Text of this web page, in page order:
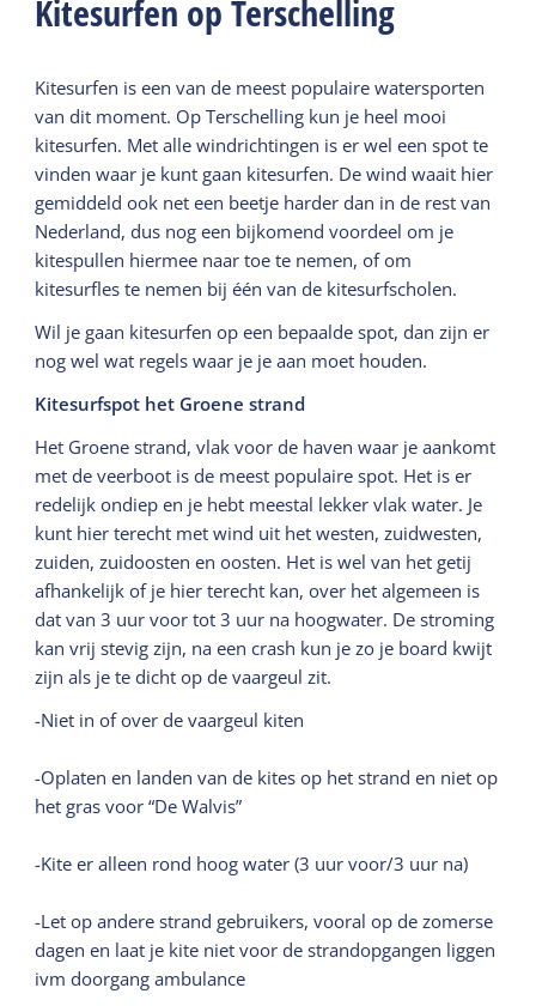
Kitesurfen op Terschelling
Kitesurfen is een van de meest populaire watersporten
van dit moment. Op Terschelling kun je heel mooi
kitesurfen. Met alle windrichtingen is er wel een spot te
vinden waar je kunt gaan kitesurfen. De wind waait hier
gemiddeld ook net een beetje harder dan in de rest van
Nederland, dus nog een bijkomend voordeel om je
kitespullen hiermee naar toe te nemen, of om
kitesurfles te nemen bij één van de kitesurfscholen.
Wil je gaan kitesurfen op een bepaalde spot, dan zijn er
nog wel wat regels waar je je aan moet houden.
Kitesurfspot het Groene strand
Het Groene strand, vlak voor de haven waar je aankomt
met de veerboot is de meest populaire spot. Het is er
redelijk ondiep en je hebt meestal lekker vlak water. Je
kunt hier terecht met wind uit het westen, zuidwesten,
zuiden, zuidoosten en oosten. Het is wel van het getij
afhankelijk of je hier terecht kan, over het algemeen is
dat van 3 uur voor tot 3 uur na hoogwater. De stroming
kan vrij stevig zijn, na een crash kun je zo je board kwijt
zijn als je te dicht op de vaargeul zit.
-Niet in of over de vaargeul kiten
-Oplaten en landen van de kites op het strand en niet op
het gras voor “De Walvis”
-Kite er alleen rond hoog water (3 uur voor/3 uur na)
-Let op andere strand gebruikers, vooral op de zomerse
dagen en laat je kite niet voor de strandopgangen liggen
ivm doorgang ambulance